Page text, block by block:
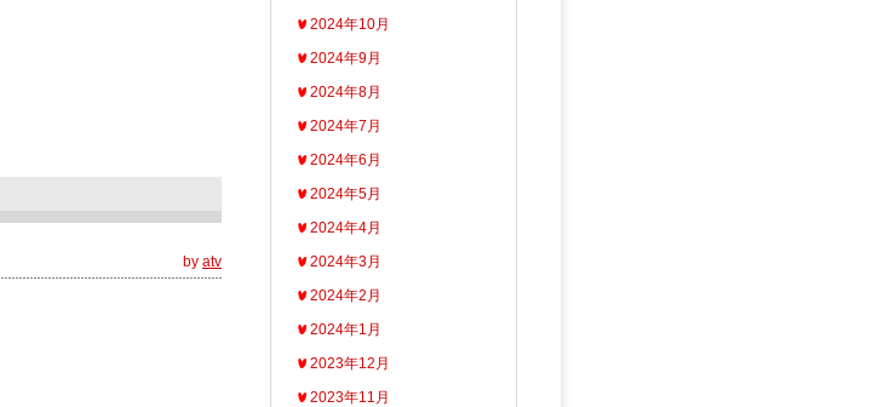
by atv
2024年10月
2024年9月
2024年8月
2024年7月
2024年6月
2024年5月
2024年4月
2024年3月
2024年2月
2024年1月
2023年12月
2023年11月